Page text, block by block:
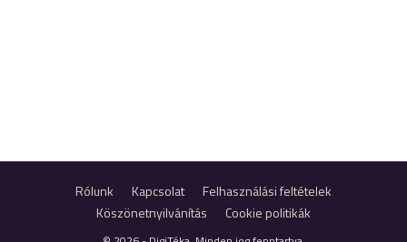
Rólunk Kapcsolat
Felhasználási feltételek
Köszönetnyilvánítás
Cookie politikák